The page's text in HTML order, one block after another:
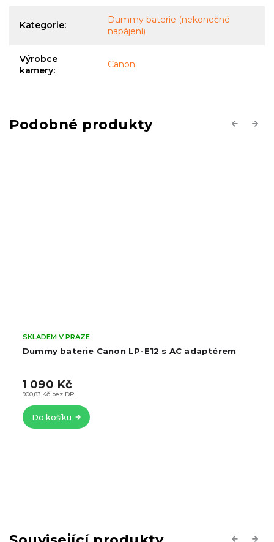
Kategorie:
Dummy baterie (nekonečné
napájení)
Výrobce
kamery:
Canon
Previous
Dummy baterie Canon LP-E12 s AC adaptérem
SKLADEM V PRAZE
900,83 Kč bez DPH
1 090 Kč
Do košíku
Next
Previous
Next